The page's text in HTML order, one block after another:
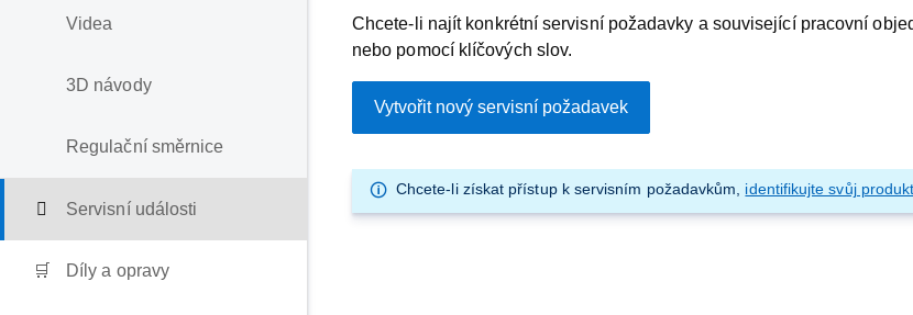
Videa
3D návody
Regulační směrnice
Servisní události
Díly a opravy
Chcete-li najít konkrétní servisní požadavky a související pracovní
nebo pomocí klíčových slov.
Vytvořit nový servisní požadavek
Chcete-li získat přístup k servisním požadavkům, identifikujte svůj produkt